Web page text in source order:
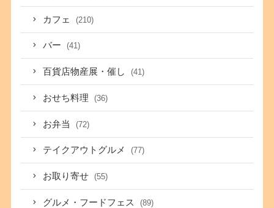
カフェ (210)
バー (41)
百貨店物産展・催し (41)
おせち料理 (36)
お弁当 (72)
テイクアウトグルメ (77)
お取り寄せ (55)
グルメ・フードフェス (89)